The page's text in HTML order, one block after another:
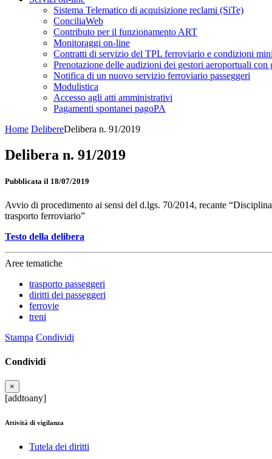
Sistema Telematico di acquisizione reclami (SiTe)
ConciliaWeb
Contributo per il funzionamento ART
Monitoraggi on-line
Contratti di servizio del TPL ferroviario e condizioni
Prenotazione delle audizioni dei gestori aeroportuali con
Notifica di un nuovo servizio ferroviario passeggeri
Modulistica
Accesso agli atti amministrativi
Pagamenti spontanei pagoPA
Home DelibereDelibera n. 91/2019
Delibera n. 91/2019
Pubblicata il 18/07/2019
Avvio di procedimento ai sensi del d.lgs. 70/2014, recante
trasporto ferroviario”
Testo della delibera
Aree tematiche
trasporto passeggeri
diritti dei passeggeri
ferrovie
treni
Stampa Condividi
Condividi
×
[addtoany]
Attività di vigilanza
Tutela dei diritti